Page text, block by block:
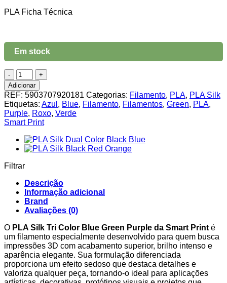
PLA Ficha Técnica
Em stock
Quantidade
de
PLA
Silk
Tri
Color
Blue
Green
Purple
Smart
Print
Adicionar
REF: 5903707920181 Categorias: Filamento, PLA, PLA Silk
Etiquetas: Azul , Blue, Filamento, Filamentos, Green, PLA,
Purple, Roxo, Verde
Smart Print
Filtrar
Descrição
Informação adicional
Brand
Avaliações (0)
O PLA Silk Tri Color Blue Green Purple da Smart Print é
um filamento especialmente desenvolvido para quem busca
impressões 3D com acabamento superior, brilho intenso e
aparência elegante. Sua formulação diferenciada
proporciona um efeito sedoso que destaca detalhes e
valoriza qualquer peça, tornando-o ideal para aplicações